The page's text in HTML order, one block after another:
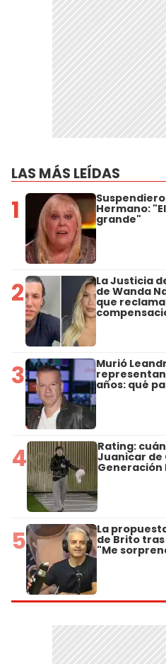
LAS MÁS LEÍDAS
1 Hermano:
grande"
2 La Justicia
de Wanda
que
3 Murió
años: qué
4 Rating:
Juanicar de
Generación
5 La
de Brito
"Me